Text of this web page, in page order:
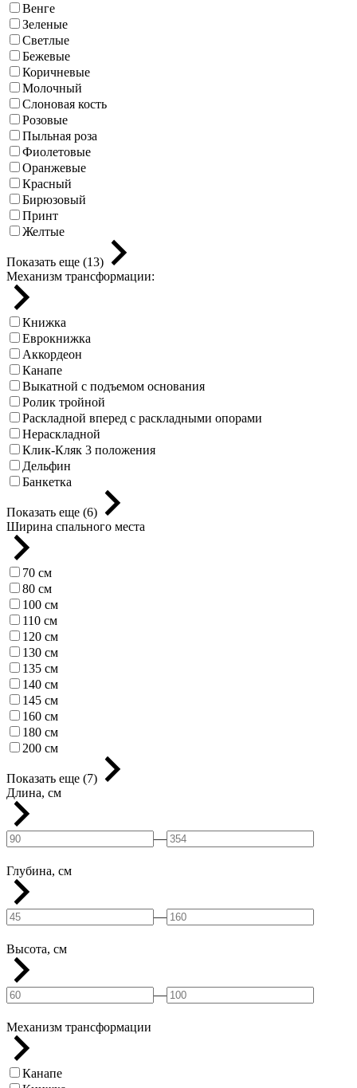
Венге
Зеленые
Светлые
Бежевые
Коричневые
Молочный
Слоновая кость
Розовые
Пыльная роза
Фиолетовые
Оранжевые
Красный
Бирюзовый
Принт
Желтые
Показать еще (13)
Механизм трансформации:
Книжка
Еврокнижка
Аккордеон
Канапе
Выкатной с подъемом основания
Ролик тройной
Раскладной вперед с раскладными опорами
Нераскладной
Клик-Кляк 3 положения
Дельфин
Банкетка
Показать еще (6)
Ширина спального места
70 см
80 см
100 см
110 см
120 см
130 см
135 см
140 см
145 см
160 см
180 см
200 см
Показать еще (7)
Длина, см
—
Глубина, см
—
Высота, см
—
Механизм трансформации
Канапе